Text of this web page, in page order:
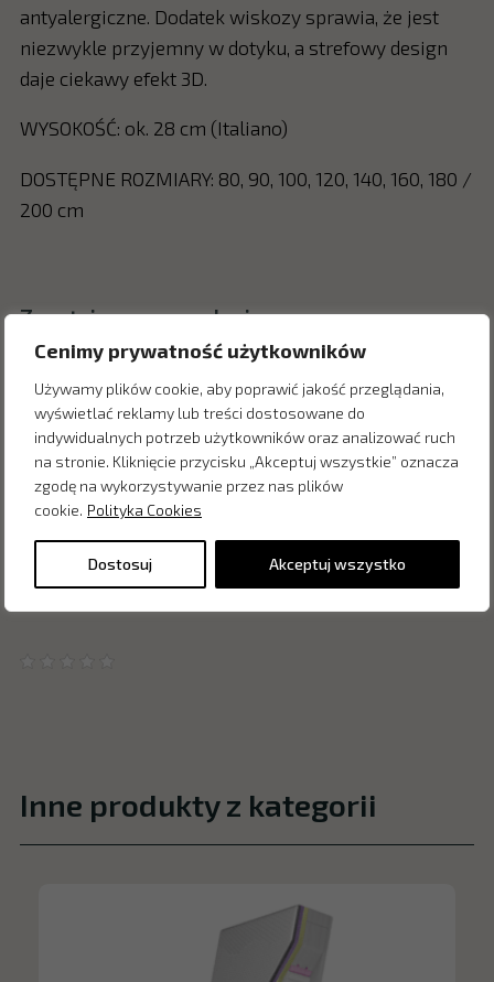
Cenimy prywatność użytkowników
Używamy plików cookie, aby poprawić jakość przeglądania,
wyświetlać reklamy lub treści dostosowane do
indywidualnych potrzeb użytkowników oraz analizować ruch
na stronie. Kliknięcie przycisku „Akceptuj wszystkie” oznacza
zgodę na wykorzystywanie przez nas plików
cookie. Polityka Cookies
Dostosuj Akceptuj wszystko
antyalergiczne. Dodatek wiskozy sprawia, że jest
niezwykle przyjemny w dotyku, a strefowy design
daje ciekawy efekt 3D.
WYSOKOŚĆ: ok. 28 cm (Italiano)
DOSTĘPNE ROZMIARY: 80, 90, 100, 120, 140, 160, 180 /
200 cm
Zapytaj o cenę w salonie:
Inne produkty z kategorii